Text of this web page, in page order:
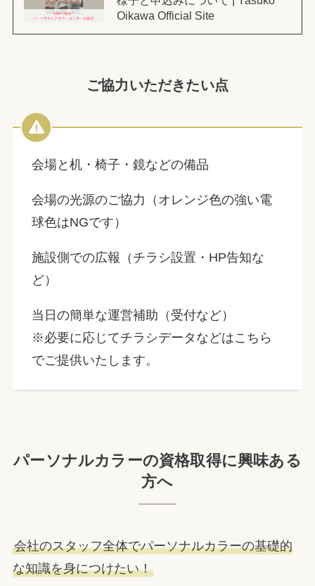
Oikawa Official Site
ご協力いただきたい点
会場と机・椅子・鏡などの備品
会場の光源のご協力（オレンジ色の強い電
球色はNGです）
施設側での広報（チラシ設置・HP告知な
ど）
当日の簡単な運営補助（受付など）
※必要に応じてチラシデータなどはこちら
でご提供いたします。
パーソナルカラーの資格取得に興味ある
方へ
会社のスタッフ全体でパーソナルカラーの基礎的
な知識を身につけたい！